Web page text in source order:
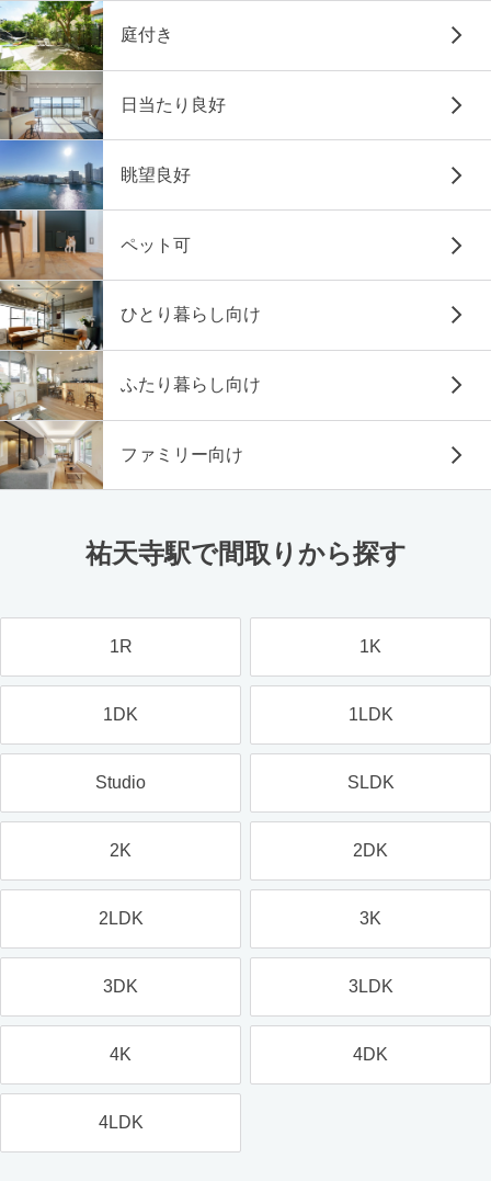
庭付き
日当たり良好
眺望良好
ペット可
ひとり暮らし向け
ふたり暮らし向け
ファミリー向け
祐天寺駅で間取りから探す
1R 1K
1DK 1LDK
Studio SLDK
2K 2DK
2LDK 3K
3DK 3LDK
4K 4DK
4LDK